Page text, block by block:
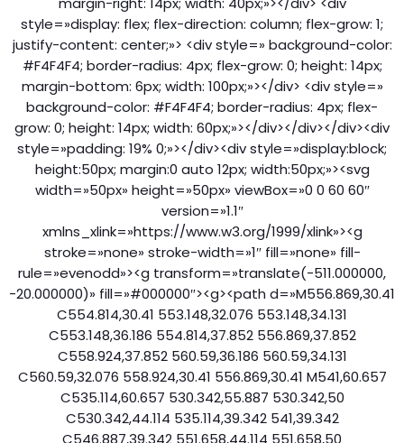
style=»display: flex; flex-direction: column; flex-grow: 1;
justify-content: center;»> <div style=» background-color:
#F4F4F4; border-radius: 4px; flex-grow: 0; height: 14px;
margin-bottom: 6px; width: 100px;»></div> <div style=»
background-color: #F4F4F4; border-radius: 4px; flex-
grow: 0; height: 14px; width: 60px;»></div></div></div><div
style=»padding: 19% 0;»></div><div style=»display:block;
height:50px; margin:0 auto 12px; width:50px;»><svg
width=»50px» height=»50px» viewBox=»0 0 60 60″
version=»1.1″
xmlns_xlink=»https://www.w3.org/1999/xlink»><g
stroke=»none» stroke-width=»1″ fill=»none» fill-
rule=»evenodd»><g transform=»translate(-511.000000,
-20.000000)» fill=»#000000″><g><path d=»M556.869,30.41
C554.814,30.41 553.148,32.076 553.148,34.131
C553.148,36.186 554.814,37.852 556.869,37.852
C558.924,37.852 560.59,36.186 560.59,34.131
C560.59,32.076 558.924,30.41 556.869,30.41 M541,60.657
C535.114,60.657 530.342,55.887 530.342,50
C530.342,44.114 535.114,39.342 541,39.342
C546.887,39.342 551.658,44.114 551.658,50